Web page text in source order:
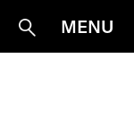
Suche
MENU